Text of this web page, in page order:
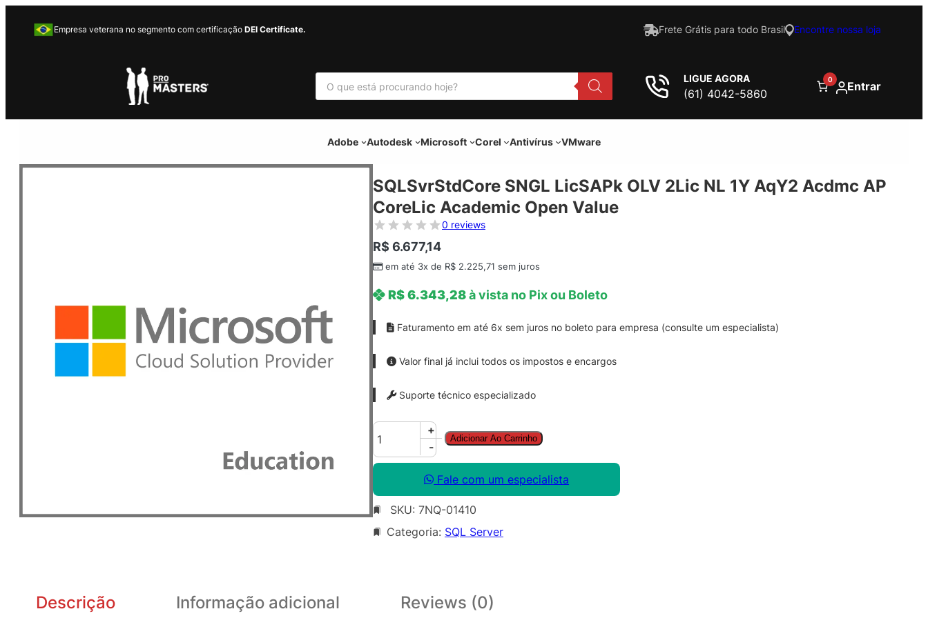
Empresa veterana no segmento com certificação DEI Certificate. Frete Grátis para todo Brasil Encontre nossa loja
P
s
u
r
LIGUE AGORA
(61) 4042-5860
0 Entrar
Adobe Autodesk Microsoft Corel Antivírus VMware
SQLSvrStdCore SNGL LicSAPk OLV 2Lic NL 1Y AqY2 Acdmc AP
CoreLic Academic Open Value
0 reviews
R$ 6.677,14
em até 3x de R$ 2.225,71 sem juros
R$6.343,28à vista no Pix ou Boleto
Faturamento em até 6x sem juros no boleto para empresa (consulte um especialista)
Valor final já inclui todos os impostos e encargos
Suporte técnico especializado
S
Q
L
v
r
S
+
-
Adicionar Ao Carrinho
Fale com um especialista
SKU: 7NQ-01410
Categoria: SQL Server
Descrição Informação adicional Reviews (0)